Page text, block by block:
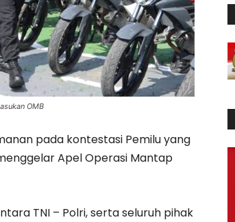
OMB
pada kontestasi Pemilu yang
Apel Operasi Mantap
TNI – Polri, serta seluruh pihak